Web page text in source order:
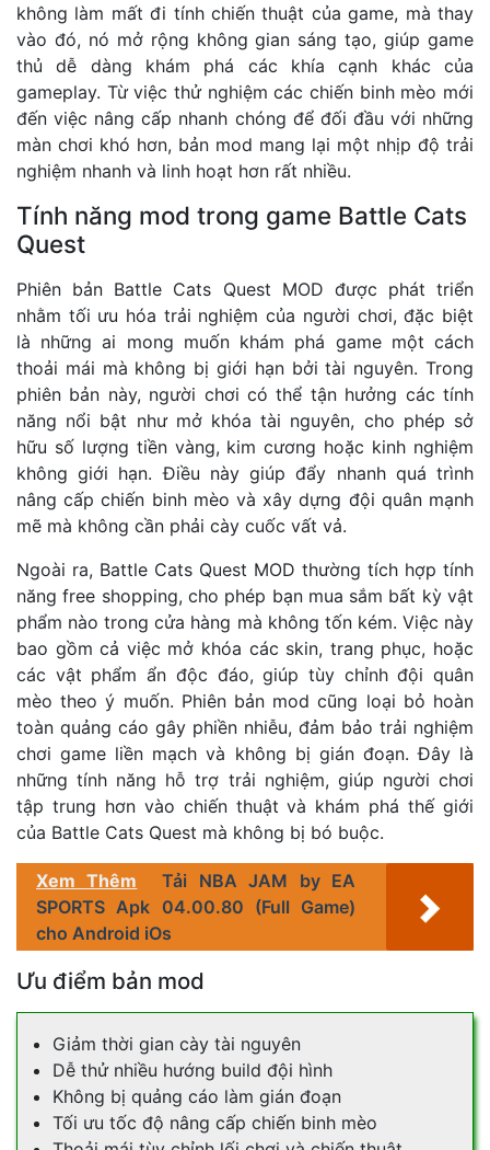
không làm mất đi tính chiến thuật của game, mà thay
vào đó, nó mở rộng không gian sáng tạo, giúp game
thủ dễ dàng khám phá các khía cạnh khác của
gameplay. Từ việc thử nghiệm các chiến binh mèo mới
đến việc nâng cấp nhanh chóng để đối đầu với những
màn chơi khó hơn, bản mod mang lại một nhịp độ trải
nghiệm nhanh và linh hoạt hơn rất nhiều.
Tính năng mod trong game Battle Cats
Quest
Phiên bản Battle Cats Quest MOD được phát triển
nhằm tối ưu hóa trải nghiệm của người chơi, đặc biệt
là những ai mong muốn khám phá game một cách
thoải mái mà không bị giới hạn bởi tài nguyên. Trong
phiên bản này, người chơi có thể tận hưởng các tính
năng nổi bật như mở khóa tài nguyên, cho phép sở
hữu số lượng tiền vàng, kim cương hoặc kinh nghiệm
không giới hạn. Điều này giúp đẩy nhanh quá trình
nâng cấp chiến binh mèo và xây dựng đội quân mạnh
mẽ mà không cần phải cày cuốc vất vả.
Ngoài ra, Battle Cats Quest MOD thường tích hợp tính
năng free shopping, cho phép bạn mua sắm bất kỳ vật
phẩm nào trong cửa hàng mà không tốn kém. Việc này
bao gồm cả việc mở khóa các skin, trang phục, hoặc
các vật phẩm ẩn độc đáo, giúp tùy chỉnh đội quân
mèo theo ý muốn. Phiên bản mod cũng loại bỏ hoàn
toàn quảng cáo gây phiền nhiễu, đảm bảo trải nghiệm
chơi game liền mạch và không bị gián đoạn. Đây là
những tính năng hỗ trợ trải nghiệm, giúp người chơi
tập trung hơn vào chiến thuật và khám phá thế giới
của Battle Cats Quest mà không bị bó buộc.
Xem Thêm
Tải NBA JAM by EA
SPORTS Apk 04.00.80 (Full Game)
cho Android iOs
Ưu điểm bản mod
Giảm thời gian cày tài nguyên
Dễ thử nhiều hướng build đội hình
Không bị quảng cáo làm gián đoạn
Tối ưu tốc độ nâng cấp chiến binh mèo